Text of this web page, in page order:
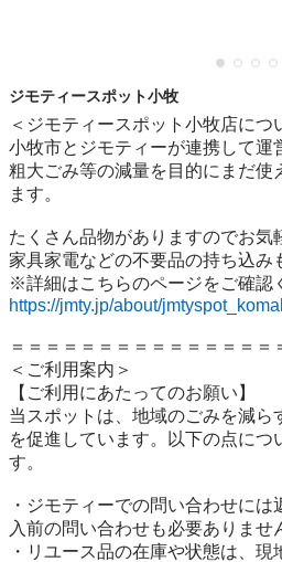
ジモティースポット小牧
＜ジモティースポット小牧店につ
小牧市とジモティーが連携して運
粗⼤ごみ等の減量を⽬的にまだ使
ます。
たくさん品物がありますのでお気
家具家電などの不要品の持ち込み
https://jmty.jp/about/
＝＝＝＝＝＝＝＝＝＝＝＝＝＝＝
＜ご利用案内＞
【ご利用にあたってのお願い】
当スポットは、地域のごみを減ら
を促進しています。以下の点につ
す。
・ジモティーでの問い合わせに
入前の問い合わせも必要ありませ
・リユース品の在庫や状態は、現